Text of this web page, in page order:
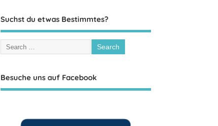
Suchst du etwas Bestimmtes?
Besuche uns auf Facebook